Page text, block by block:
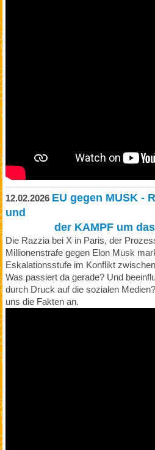
12.02.2026 EU gegen MUSK -
und
der KAMPF um das
Die Razzia bei X in Paris, der
Millionenstrafe gegen Elon Musk
Eskalationsstufe im Konflikt
Was passiert da gerade? Und
durch Druck auf die sozialen
uns die Fakten an.